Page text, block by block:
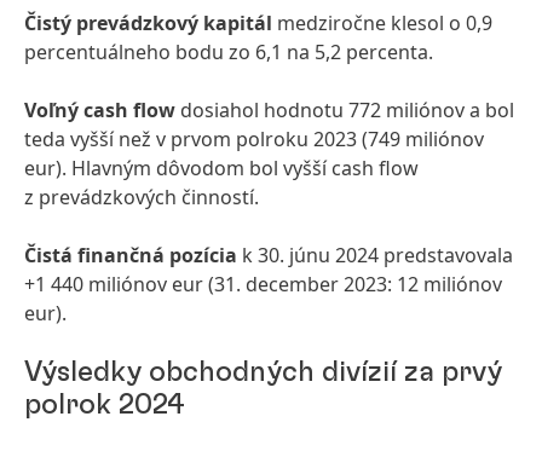
Čistý prevádzkový kapitál medziročne klesol o 0,9
percentuálneho bodu zo 6,1 na 5,2 percenta.
Voľný cash flow dosiahol hodnotu 772 miliónov a bol
teda vyšší než v prvom polroku 2023 (749 miliónov
eur). Hlavným dôvodom bol vyšší cash flow
z prevádzkových činností.
Čistá finančná pozícia k 30. júnu 2024 predstavovala
+1 440 miliónov eur (31. december 2023: 12 miliónov
eur).
Výsledky obchodných divízií za prvý
polrok 2024